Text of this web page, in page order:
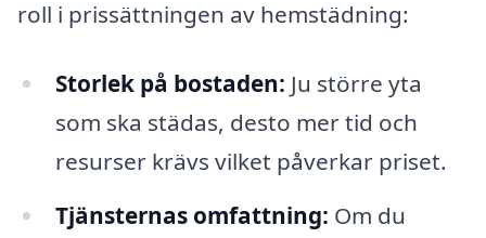
roll i prissättningen av hemstädning:
Storlek på bostaden: Ju större yta
som ska städas, desto mer tid och
resurser krävs vilket påverkar priset.
Tjänsternas omfattning: Om du